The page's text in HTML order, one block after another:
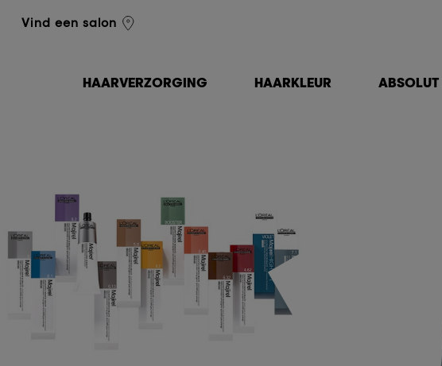
Vind een salon
L'Oréal Professionnel
HAARVERZORGING HAARKLEUR ABSOLUT